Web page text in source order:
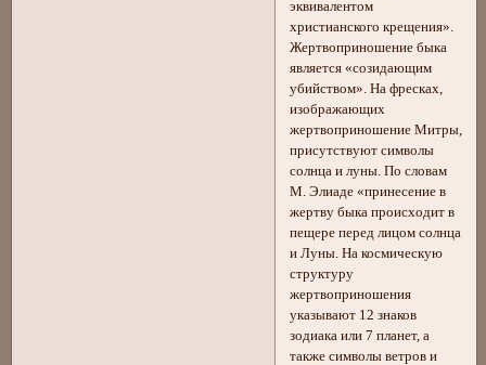
эквивалентом
христианского крещения».
Жертвоприношение быка
является «созидающим
убийством». На фресках,
изображающих
жертвоприношение Митры,
присутствуют символы
солнца и луны. По словам
М. Элиаде «принесение в
жертву быка происходит в
пещере перед лицом солнца
и Луны. На космическую
структуру
жертвоприношения
указывают 12 знаков
зодиака или 7 планет, а
также символы ветров и